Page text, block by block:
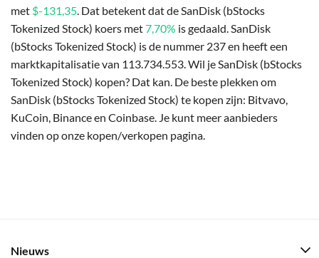
met $-131,35. Dat betekent dat de SanDisk (bStocks
Tokenized Stock) koers met7,70% is gedaald. SanDisk
(bStocks Tokenized Stock) is de nummer 237 en heeft een
marktkapitalisatie van 113.734.553. Wil je SanDisk (bStocks
Tokenized Stock) kopen? Dat kan. De beste plekken om
SanDisk (bStocks Tokenized Stock) te kopen zijn: Bitvavo,
KuCoin, Binance en Coinbase. Je kunt meer aanbieders
vinden op onze kopen/verkopen pagina.
Nieuws